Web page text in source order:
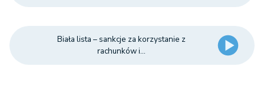
Biała lista – sankcje za korzystanie z
rachunków i...